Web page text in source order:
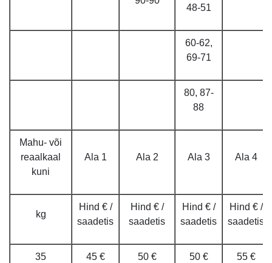
48-51
60-62,
69-71
80, 87-
88
Mahu- või
reaalkaal
kuni
Ala 1 Ala 2 Ala 3 Ala 4
kg
Hind € /
saadetis
Hind € /
saadetis
Hind € /
saadetis
Hind € /
saadetis
35 45 € 50 € 50 € 55 €